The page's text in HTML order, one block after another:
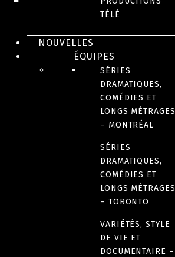
TÉLÉ
NOUVELLES
ÉQUIPES
SÉRIES
DRAMATIQUES,
COMÉDIES ET
LONGS MÉTRAGES
– MONTRÉAL
SÉRIES
DRAMATIQUES,
COMÉDIES ET
LONGS MÉTRAGES
– TORONTO
VARIÉTÉS, STYLE
DE VIE ET
DOCUMENTAIRE –
PARTENAIRE(S)
PRIX ET DISTINCTIONS
ANNÉE(S) DE DIFFUSION
NOMBRE DE SAISONS